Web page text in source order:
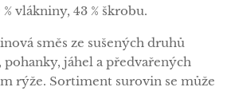
vlákniny, 43 % škrobu.
směs ze sušených druhů
jáhel a předvařených
rýže. Sortiment surovin se může